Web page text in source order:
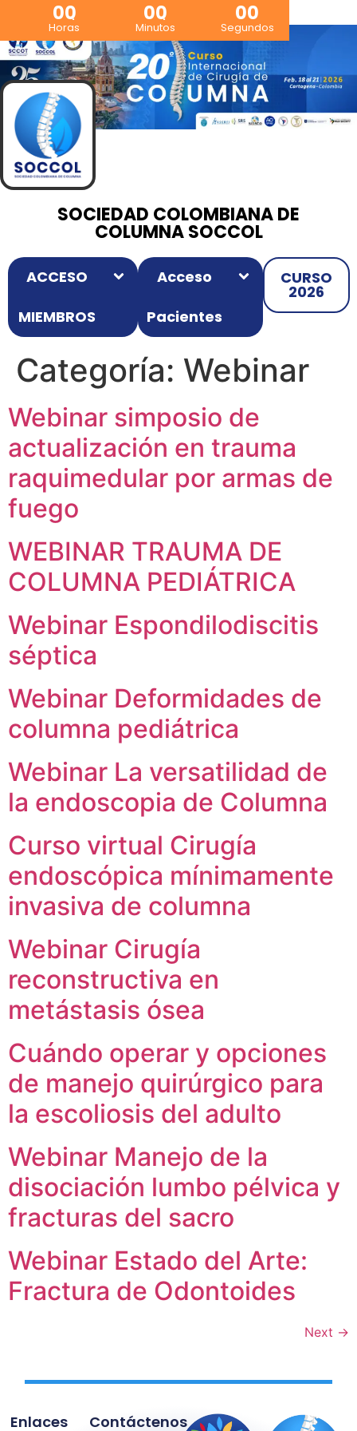
00
Horas
00
Minutos
00
Segundos
SOCIEDAD COLOMBIANA DE
COLUMNA SOCCOL
ACCESO
MIEMBROS
Acceso
Pacientes
CURSO
2026
Categoría: Webinar
Webinar simposio de
actualización en trauma
raquimedular por armas de
fuego
WEBINAR TRAUMA DE
COLUMNA PEDIÁTRICA
Webinar Espondilodiscitis
séptica
Webinar Deformidades de
columna pediátrica
Webinar La versatilidad de
la endoscopia de Columna
Curso virtual Cirugía
endoscópica mínimamente
invasiva de columna
Webinar Cirugía
reconstructiva en
metástasis ósea
Cuándo operar y opciones
de manejo quirúrgico para
la escoliosis del adulto
Webinar Manejo de la
disociación lumbo pélvica y
fracturas del sacro
Webinar Estado del Arte:
Fractura de Odontoides
Next →
Enlaces Contáctenos